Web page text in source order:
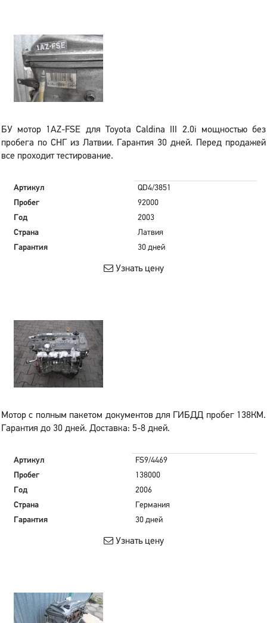
БУ мотор 1AZ-FSE для Toyota Caldina III 2.0i мощностью без
пробега по СНГ из Латвии. Гарантия 30 дней. Перед продажей
все проходит тестирование.
Артикул
QD4/3851
Пробег
92000
Год
2003
Страна
Латвия
Гарантия
30 дней
Узнать цену
Мотор с полным пакетом документов для ГИБДД пробег 138КМ.
Гарантия до 30 дней. Доставка: 5-8 дней.
Артикул
FS9/4469
Пробег
138000
Год
2006
Страна
Германия
Гарантия
30 дней
Узнать цену